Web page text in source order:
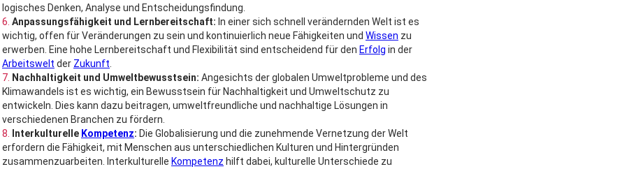
logisches Denken, Analyse und Entscheidungsfindung.
Anpassungsfähigkeit und Lernbereitschaft: In einer sich schnell verändernden Welt ist es
wichtig, offen für Veränderungen zu sein und kontinuierlich neue Fähigkeiten und Wissen zu
erwerben. Eine hohe Lernbereitschaft und Flexibilität sind entscheidend für den Erfolg in der
Arbeitswelt der Zukunft
Nachhaltigkeit und Umweltbewusstsein: Angesichts der globalen Umweltprobleme und des
Klimawandels ist es wichtig, ein Bewusstsein für Nachhaltigkeit und Umweltschutz zu
entwickeln. Dies kann dazu beitragen, umweltfreundliche und nachhaltige Lösungen in
verschiedenen Branchen zu fördern.
Interkulturelle Kompetenz: Die Globalisierung und die zunehmende Vernetzung der Welt
erfordern die Fähigkeit, mit Menschen aus unterschiedlichen Kulturen und Hintergründen
zusammenzuarbeiten. Interkulturelle Kompetenz hilft dabei, kulturelle Unterschiede zu